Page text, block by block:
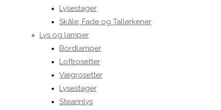
Lysestager
Skåle, Fade og Tallerkener
Lys og lamper
Bordlamper
Loftrosetter
Vægrosetter
Lysestager
Stearinlys